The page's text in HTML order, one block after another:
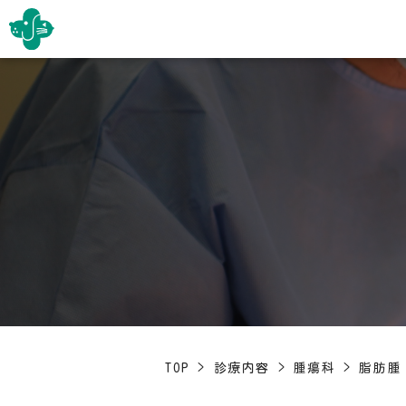
TOP > 診療内容 > 腫瘍科 >脂肪腫